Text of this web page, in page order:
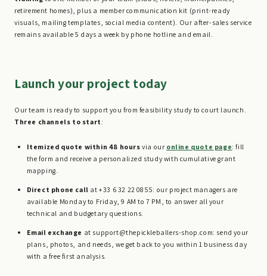
retirement homes), plus a member communication kit (print-ready
visuals, mailing templates, social media content). Our after-sales service
remains available 5 days a week by phone hotline and email.
Launch your project today
Our team is ready to support you from feasibility study to court launch.
Three channels to start :
Itemized quote within 48 hours via our online quote page: fill
the form and receive a personalized study with cumulative grant
mapping.
Direct phone call at +33 6 32 22 08 55: our project managers are
available Monday to Friday, 9 AM to 7 PM, to answer all your
technical and budgetary questions.
Email exchange at support@thepickleballers-shop.com: send your
plans, photos, and needs, we get back to you within 1 business day
with a free first analysis.